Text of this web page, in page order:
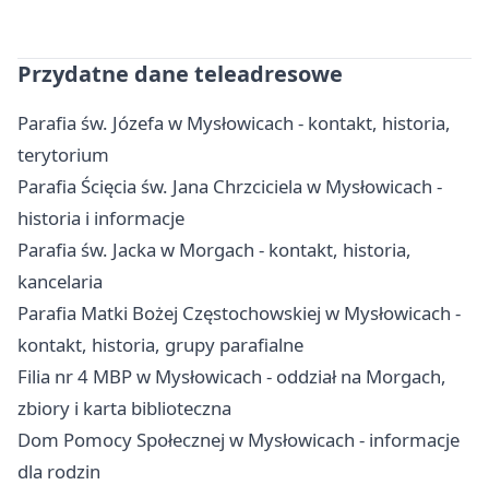
Przydatne dane teleadresowe
Parafia św. Józefa w Mysłowicach - kontakt, historia,
terytorium
Parafia Ścięcia św. Jana Chrzciciela w Mysłowicach -
historia i informacje
Parafia św. Jacka w Morgach - kontakt, historia,
kancelaria
Parafia Matki Bożej Częstochowskiej w Mysłowicach -
kontakt, historia, grupy parafialne
Filia nr 4 MBP w Mysłowicach - oddział na Morgach,
zbiory i karta biblioteczna
Dom Pomocy Społecznej w Mysłowicach - informacje
dla rodzin